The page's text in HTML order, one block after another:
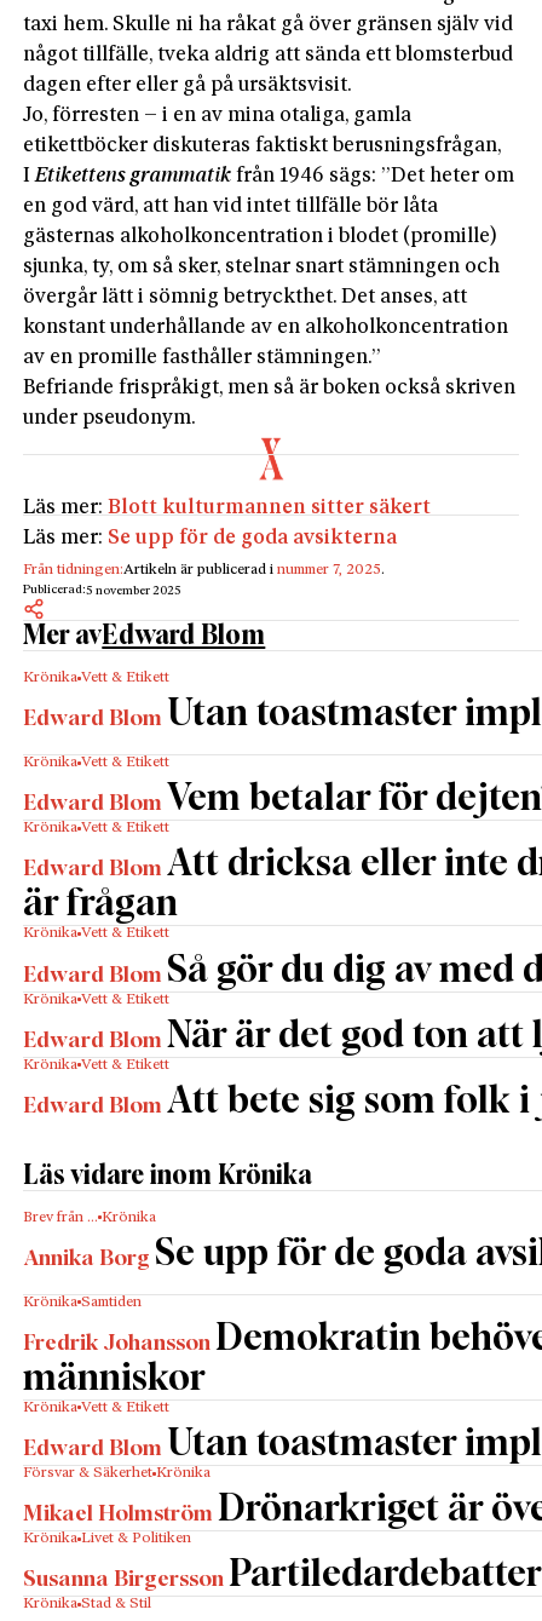
taxi hem. Skulle ni ha råkat gå över gränsen själv vid
något tillfälle, tveka aldrig att sända ett blomsterbud
dagen efter eller gå på ursäktsvisit.
Jo, förresten – i en av mina otaliga, gamla
etikettböcker diskuteras faktiskt berusningsfrågan,
IEtikettens grammatik från 1946 sägs: ”Det heter om
en god värd, att han vid intet tillfälle bör låta
gästernas alkoholkoncentration i blodet (promille)
sjunka, ty, om så sker, stelnar snart stämningen och
övergår lätt i sömnig betryckthet. Det anses, att
konstant underhållande av en alkoholkoncentration
av en promille fasthåller stämningen.”
Befriande frispråkigt, men så är boken också skriven
under pseudonym.
Läs mer:Blott kulturmannen sitter säkert
Läs mer: Se upp för de goda avsikterna
Från tidningen:Artikeln är publicerad inummer 7, 2025.
Publicerad:5 november 2025
Mer avEdward Blom
Krönika Vett & Etikett
Edward Blom Utan toastmaster
Krönika Vett & Etikett
Edward Blom Vem betalar för
Krönika Vett & Etikett
Edward Blom Att dricksa eller inte
är frågan
Krönika Vett & Etikett
Edward Blom Så gör du dig av med
Krönika Vett & Etikett
Edward Blom När är det god ton att
Krönika Vett & Etikett
Edward Blom Att bete sig som folk
Läs vidare inom Krönika
Brev från … Krönika
Annika Borg Se upp för de goda
Krönika Samtiden
Fredrik Johansson Demokratin
människor
Krönika Vett & Etikett
Edward Blom Utan toastmaster
Försvar & Säkerhet Krönika
Mikael Holmström Drönarkriget är
Krönika Livet & Politiken
Susanna Birgersson
Krönika Stad & Stil